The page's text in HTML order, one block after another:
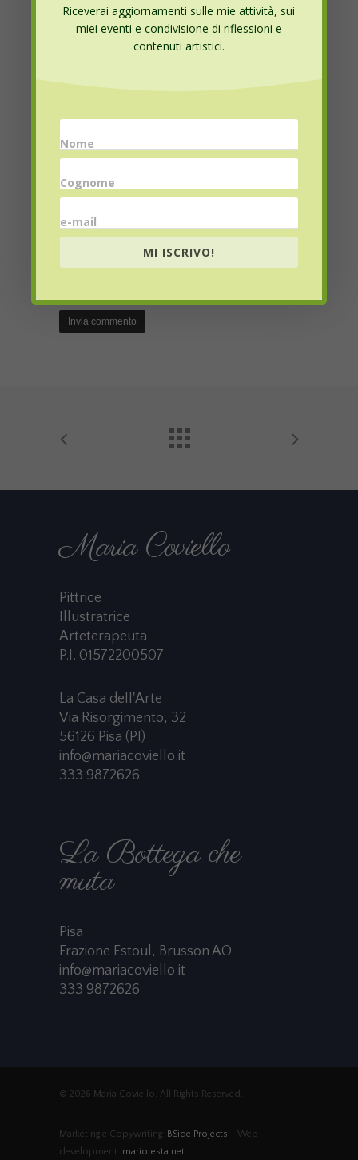
Maria Coviello
Pittrice
Illustratrice
Arteterapeuta
P.I. 01572200507
La Casa dell'Arte
Via Risorgimento, 32
56126 Pisa (PI)
info@mariacoviello.it
333 9872626
La Bottega che
muta
Pisa
Frazione Estoul, Brusson AO
info@mariacoviello.it
333 9872626
© 2026 Maria Coviello. All Rights Reserved.
Marketing e Copywriting: BSide Projects Web
development: mariotesta.net
Riceverai aggiornamenti sulle mie attività, sui
miei eventi e condivisione di riflessioni e
contenuti artistici.
Nome
Cognome
e-mail
MI ISCRIVO!